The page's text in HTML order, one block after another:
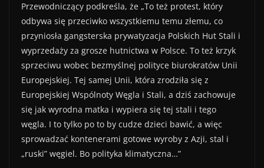
Przewodniczący podkreśla, że „To też protest, który
odbywa się przeciwko wszystkiemu temu złemu, co
przyniosła gangsterska prywatyzacja Polskich Hut Stali i
wyprzedaży za grosze hutnictwa w Polsce. To też krzyk
sprzeciwu wobec bezmyślnej polityce biurokratów Unii
Europejskiej. Tej samej Unii, która zrodziła się z
Europejskiej Wspólnoty Węgla i Stali, a dziś zachowuje
się jak wyrodna matka i wypiera się tej stali i tego
węgla. I to tylko po to by cudze dzieci bawić, a więc
sprowadzać kontenerami gotowe wyroby z Azji, stal i
„ruski” węgiel. Bo polityka klimatyczna…”